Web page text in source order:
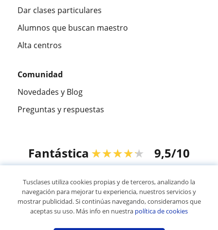
Dar clases particulares
Alumnos que buscan maestro
Alta centros
Comunidad
Novedades y Blog
Preguntas y respuestas
Fantástica ★★★★★ 9,5/10
© 2007 - 2026 Tusclases.mx
Tusclases utiliza cookies propias y de terceros, analizando la
navegación para mejorar tu experiencia, nuestros servicios y
mostrar publicidad. Si continúas navegando, consideramos que
aceptas su uso. Más info en nuestra política de cookies